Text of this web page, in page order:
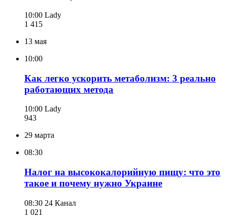
10:00 Lady
1 415
13 мая
10:00
Как легко ускорить метаболизм: 3 реально
работающих метода
10:00 Lady
943
29 марта
08:30
Налог на высококалорийную пищу: что это
такое и почему нужно Украине
08:30 24 Канал
1 021